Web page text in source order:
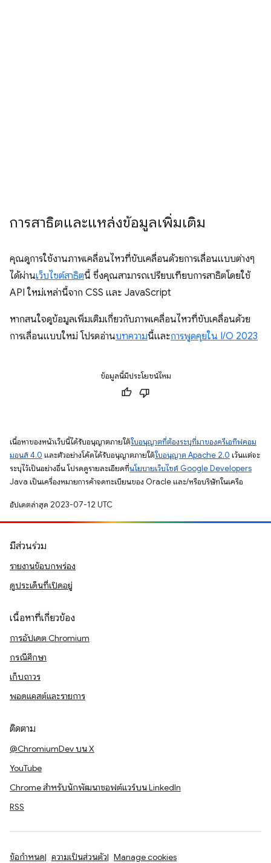
การสาธิตและแหล่งข้อมูลเพิ่มเติม
คุณดูการใช้งานภาพเคลื่อนไหวที่ขับเคลื่อนด้วยการเลื่อนแบบต่างๆ
ได้ผ่านเว็บไซต์สาธิตนี้ ซึ่งคุณสามารถเปรียบเทียบการสาธิตโดยใช้
API ใหม่เหล่านี้จาก CSS และ JavaScript
หากสนใจดูข้อมูลเพิ่มเติมเกี่ยวกับภาพเคลื่อนไหวที่ขับเคลื่อนด้วย
การเลื่อนแบบใหม่ โปรดอ่านบทความนี้และการพูดคุยใน I/O 2023
ข้อมูลนี้มีประโยชน์ไหม
เนื้อหาของหน้าเว็บนี้ได้รับอนุญาตภายใต้ใบอนุญาตที่ต้องระบุที่มาของครีเอทีฟคอม
มอนส์ 4.0 และตัวอย่างโค้ดได้รับอนุญาตภายใต้ใบอนุญาต Apache 2.0 เว้นแต่จะ
ระบุไว้เป็นอย่างอื่น โปรดดูรายละเอียดที่นโยบายเว็บไซต์ Google Developers
Java เป็นเครื่องหมายการค้าจดทะเบียนของ Oracle และ/หรือบริษัทในเครือ
อัปเดตล่าสุด 2023-07-12 UTC
มีส่วนร่วม
รายงานข้อบกพร่อง
ดูประเด็นที่เปิดอยู่
เนื้อหาที่เกี่ยวข้อง
การอัปเดต Chromium
กรณีศึกษา
เก็บถาวร
พอดแคสต์และรายการ
ติดตาม
@ChromiumDev บน X
YouTube
Chrome สำหรับนักพัฒนาซอฟต์แวร์บน LinkedIn
RSS
ข้อกำหนด ความเป็นส่วนตัว Manage cookies